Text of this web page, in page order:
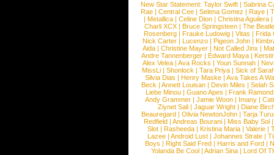
New Star Statement: Taylor Swift | Sabrina
Rae |Central Cee |Selena Gomez |Raye |
| Metallica | Celine Dion | Christina Aguilera |
Charli XCX |Bruce Springsteen |The
Rosenberg | Frauke Ludowig | Vitas | Frida
Nick Carter | Lucenzo | Pigeon John |
Aida |Christine Mayer |Not Called Jinx |
Andre Tannenberger | Edward Maya |
Alex Velea | Ava Rocks | Youn Sunnah |
MissLi | Shonlock | Tara Priya | Sick of
Silvia Dias |Henry Maske |Ava Takes A
Beck |Annett Louisan |Devin Miles |Selah
Liebe Minou |Guano Apes |Frank Ramond
Andy Grammer |Jamie Woon | Imany |
Ziynet Sali |Jaguar Wright |Diane
Beauregard |Olivia NewtonJohn |Tarja
Redfield | Andreas Bourani | Miss Baby Sol
Slot | Rasheeda | Kristina Maria | Valerie |
Lazee | Android Lust | Johannes Strate |
Boys | Right Said Fred | Harris and Ford |
Yolanda Be Cool |Adrian Sina |Lord Of